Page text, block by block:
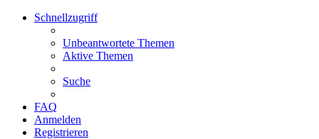
Schnellzugriff
Unbeantwortete Themen
Aktive Themen
Suche
FAQ
Anmelden
Registrieren